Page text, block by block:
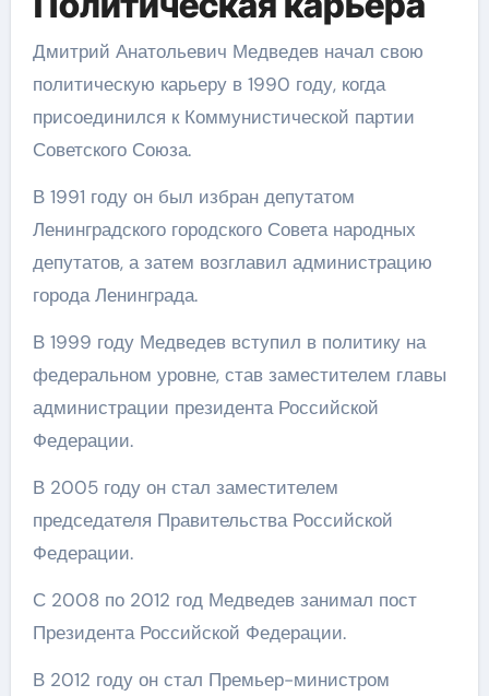
Дмитрий Анатольевич Медведев начал свою
политическую карьеру в 1990 году, когда
присоединился к Коммунистической партии
Советского Союза.
В 1991 году он был избран депутатом
Ленинградского городского Совета народных
депутатов, а затем возглавил администрацию
города Ленинграда.
В 1999 году Медведев вступил в политику на
федеральном уровне, став заместителем главы
администрации президента Российской
Федерации.
В 2005 году он стал заместителем
председателя Правительства Российской
Федерации.
С 2008 по 2012 год Медведев занимал пост
Президента Российской Федерации.
В 2012 году он стал Премьер-министром